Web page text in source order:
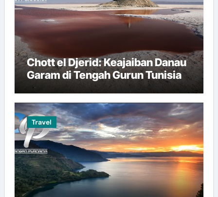
Chott el Djerid: Keajaiban Danau
Garam di Tengah Gurun Tunisia
Travel